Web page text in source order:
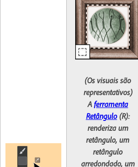
(Os visuais são
representativos)
A ferramenta
Retângulo(R):
renderiza um
retângulo, um
retângulo
arredondado, um